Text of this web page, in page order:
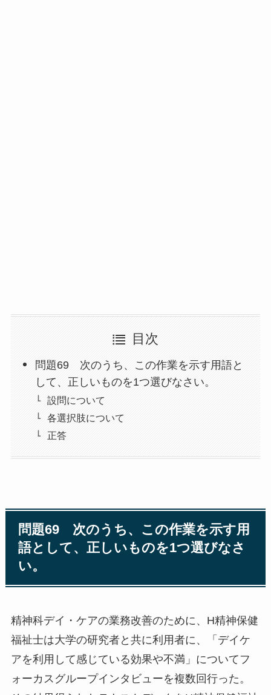
目次
問題69 次のうち、この作業を示す用語と
して、正しいものを1つ選びなさい。
設問について
各選択肢について
正答
問題69 次のうち、この作業を示す用
語として、正しいものを1つ選びなさ
い。
精神科デイ・ケアの業務改善のために、H精神保健
福祉士は大学の研究者と共に利用者に、「デイケ
アを利用して感じている効果や不満」についてフ
ォーカスグループインタビューを複数回行った。